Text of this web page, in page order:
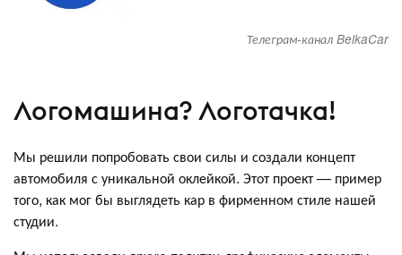
Телеграм-канал BelkaCar
Логомашина? Логотачка!
Мы решили попробовать свои силы и создали концепт
автомобиля с уникальной оклейкой. Этот проект — пример
того, как мог бы выглядеть кар в фирменном стиле нашей
студии.